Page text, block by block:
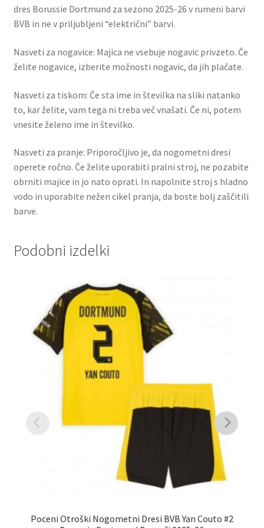
dres Borussie Dortmund za sezono 2025-26 v rumeni barvi
BVB in ne v priljubljeni “električni” barvi.
Nasveti za nogavice: Majica ne vsebuje nogavic privzeto. Če
želite nogavice, izberite možnosti nogavic, da jih plačate.
Nasveti za tiskom: Če sta ime in številka na sliki natanko
to, kar želite, vam tega ni treba več vnašati. Če ni, potem
vnesite želeno ime in številko.
Nasveti za pranje: Priporočljivo je, da nogometni dresi
operete ročno. Če želite uporabiti pralni stroj, ne pozabite
obrniti majice in jo nato oprati. In napolnite stroj s hladno
vodo in uporabite nežen cikel pranja, da boste bolj zaščitili
barve.
Podobni izdelki
Poceni Otroški Nogometni Dresi BVB Yan Couto #2